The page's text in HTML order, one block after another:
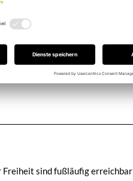
Kühlung über Deckensegel, 3
Freiheit sind fußläufig erreichbar